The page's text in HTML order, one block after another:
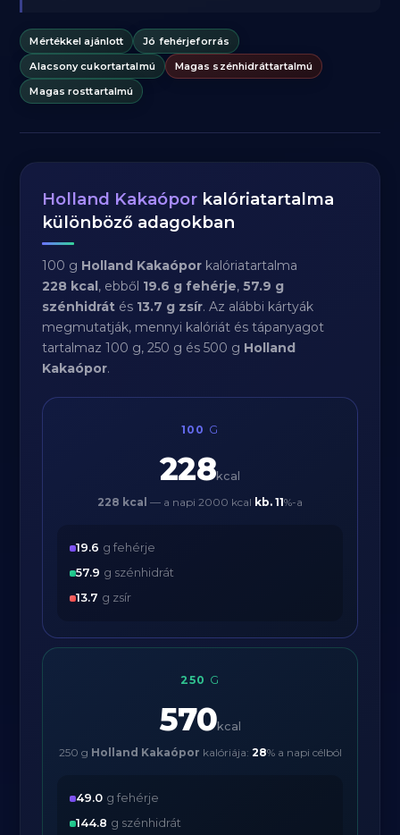
Mértékkel ajánlott
Jó fehérjeforrás
Alacsony cukortartalmú
Magas szénhidráttartalmú
Magas rosttartalmú
Holland Kakaópor kalóriatartalma
különböző adagokban
100 g Holland Kakaópor kalóriatartalma
228 kcal, ebből 19.6 g fehérje,57.9 g
szénhidrát és 13.7 g zsír. Az alábbi kártyák
megmutatják, mennyi kalóriát és tápanyagot
tartalmaz 100 g, 250 g és 500 g Holland
Kakaópor.
100 G
228kcal
228 kcal — a napi 2000 kcal kb. 11%-a
19.6 g fehérje
57.9 g szénhidrát
13.7 g zsír
250 G
570kcal
250 g Holland Kakaópor kalóriája: 28% a napi célból
49.0 g fehérje
144.8 g szénhidrát